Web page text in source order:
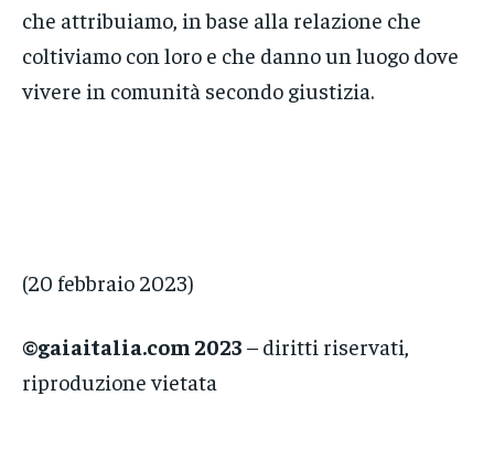
che attribuiamo, in base alla relazione che
coltiviamo con loro e che danno un luogo dove
vivere in comunità secondo giustizia.
(20 febbraio 2023)
©gaiaitalia.com 2023 – diritti riservati,
riproduzione vietata